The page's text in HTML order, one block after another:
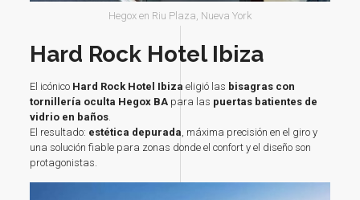
Hegox en Riu Plaza, Nueva York
Hard Rock Hotel Ibiza
El icónico Hard Rock Hotel Ibiza eligió las bisagras con
tornillería oculta Hegox BA para las puertas batientes de
vidrio en baños.
El resultado: estética depurada, máxima precisión en el giro y
una solución fiable para zonas donde el confort y el diseño son
protagonistas.